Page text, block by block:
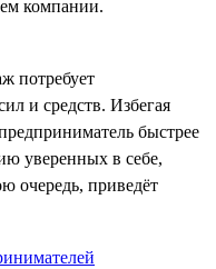
компании.
потребует
и средств. Избегая
быстрее
уверенных в себе,
очередь, приведёт